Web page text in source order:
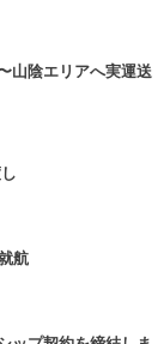
山陰エリアへ実運送
航